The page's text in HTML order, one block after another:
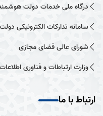
درگاه ملی خدمات دولت
سامانه تدارکات الکترونیکی
شورای عالی فضای مجازی
وزارت ارتباطات و فناوری اطلاعات
ارتباط با ما